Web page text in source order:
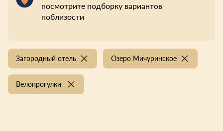
посмотрите подборку вариантов
поблизости
Загородный отель Озеро Мичуринское
Велопрогулки